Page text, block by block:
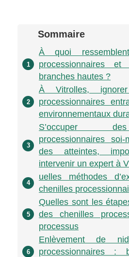
Sommaire
1
À quoi
processionnaires
branches hautes ?
2
À Vitrolles,
processionnaires
environnementaux
3
S’occuper
processionnaires
des atteintes,
intervenir un expert à
4
uelles méthodes
chenilles
5
Quelles sont les
des chenilles
processus
6
Enlèvement de
processionnaires :